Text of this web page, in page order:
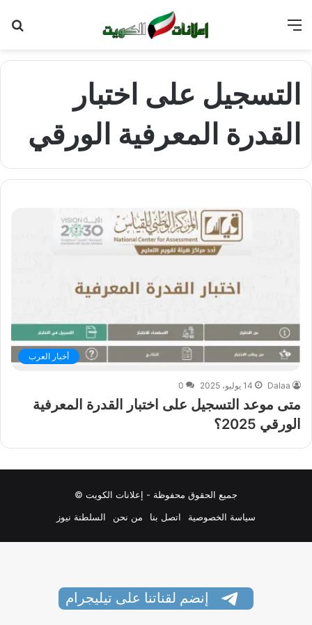
التسجيل على اختبار
القدرة المعرفية الورقي
أخبار العرب
Dalaa 14 يوليو، 2025 0
متى موعد التسجيل على اختبار القدرة المعرفية
الورقي 2025؟
جميع الحقوق محفوظة - إعلانات الكويت ©
سياسة الخصوصية
اتصل بنا من نحن السلطنة نيوز
إنضم لقناتنا على تيليجرام